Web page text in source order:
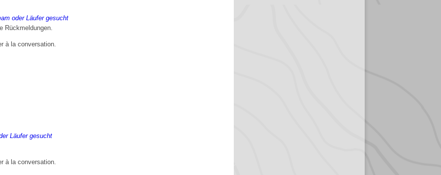
oder Läufer gesucht
Rückmeldungen.
à la conversation.
Läufer gesucht
à la conversation.